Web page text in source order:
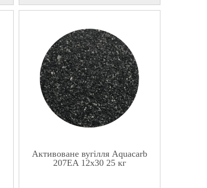
Активоване вугілля Aquacarb
207EA 12х30 25 кг